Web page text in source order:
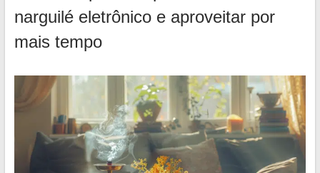
narguilé eletrônico e aproveitar por
mais tempo